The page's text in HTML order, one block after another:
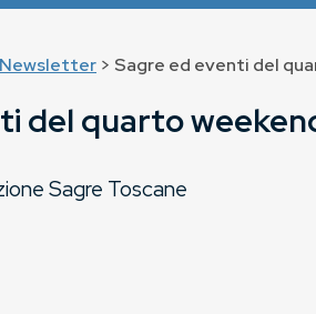
Newsletter > Sagre ed eventi del
del quarto
Sagre Toscane